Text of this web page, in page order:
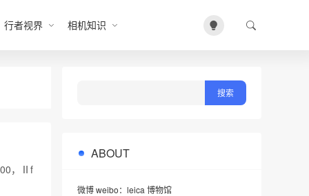
行者视界 相机知识
，Ⅱf
ABOUT
微博 weibo：leica 博物馆